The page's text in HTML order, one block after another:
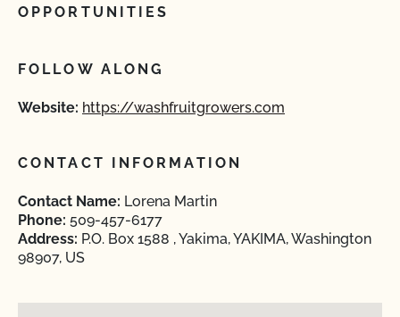
OPPORTUNITIES
FOLLOW ALONG
Website: https://washfruitgrowers.com
CONTACT INFORMATION
Contact Name: Lorena Martin
Phone: 509-457-6177
Address: P.O. Box 1588 , Yakima, YAKIMA, Washington
98907, US